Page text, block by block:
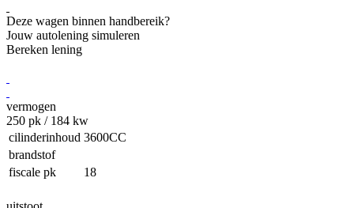
Deze wagen binnen handbereik?
Jouw autolening simuleren
Bereken lening
vermogen
250 pk / 184 kw
cilinderinhoud 3600CC
brandstof
fiscale pk
18